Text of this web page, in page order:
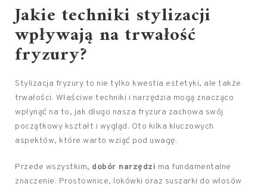
Jakie techniki stylizacji
wpływają na trwałość
fryzury?
Stylizacja fryzury to nie tylko kwestia estetyki, ale także
trwałości. Właściwe techniki i narzędzia mogą znacząco
wpłynąć na to, jak długo nasza fryzura zachowa swój
początkowy kształt i wygląd. Oto kilka kluczowych
aspektów, które warto wziąć pod uwagę.
Przede wszystkim, dobór narzędzi ma fundamentalne
znaczenie. Prostownice, lokówki oraz suszarki do włosów